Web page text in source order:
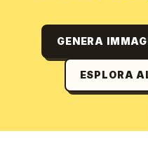
GENERA
ESPLORA